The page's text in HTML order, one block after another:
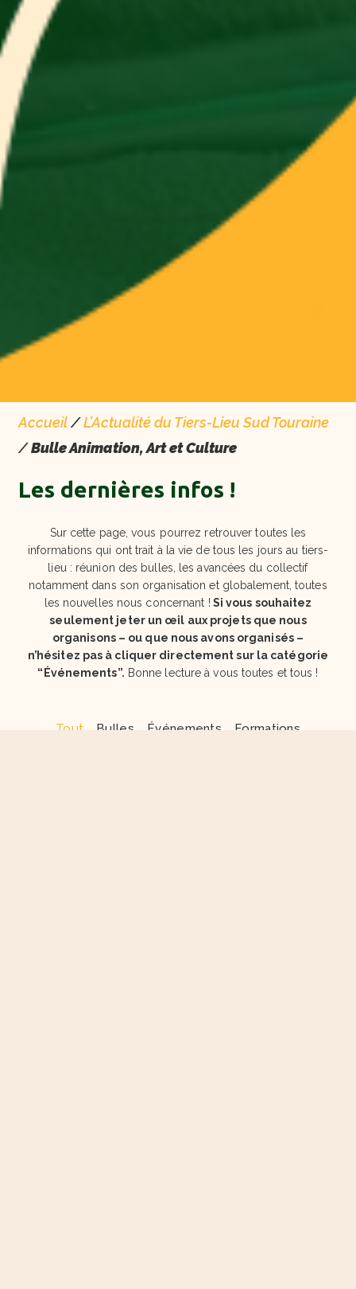
Accueil/L’Actualité du Tiers-Lieu Sud Touraine
/Bulle Animation, Art et Culture
Les dernières infos !
Sur cette page, vous pourrez retrouver toutes les
informations qui ont trait à la vie de tous les jours au tiers-
lieu : réunion des bulles, les avancées du collectif
notamment dans son organisation et globalement, toutes
les nouvelles nous concernant ! Si vous souhaitez
seulement jeter un œil aux projets que nous
organisons – ou que nous avons organisés –
n’hésitez pas à cliquer directement sur la catégorie
“Événements”. Bonne lecture à vous toutes et tous !
Bulles Événements
Formations
Tout